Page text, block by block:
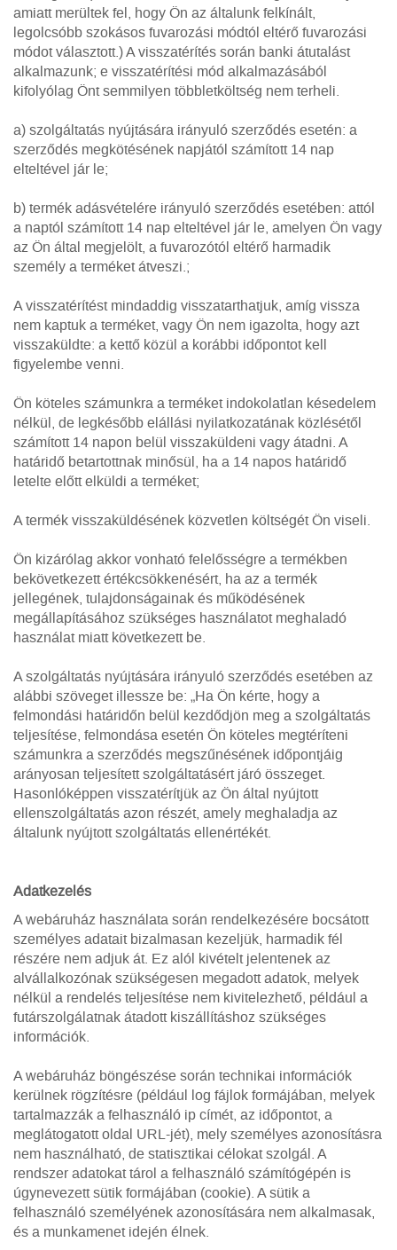
amiatt merültek fel, hogy Ön az általunk felkínált,
legolcsóbb szokásos fuvarozási módtól eltérő fuvarozási
módot választott.) A visszatérítés során banki átutalást
alkalmazunk; e visszatérítési mód alkalmazásából
kifolyólag Önt semmilyen többletköltség nem terheli.
a) szolgáltatás nyújtására irányuló szerződés esetén: a
szerződés megkötésének napjától számított 14 nap
elteltével jár le;
b) termék adásvételére irányuló szerződés esetében: attól
a naptól számított 14 nap elteltével jár le, amelyen Ön vagy
az Ön által megjelölt, a fuvarozótól eltérő harmadik
személy a terméket átveszi.;
A visszatérítést mindaddig visszatarthatjuk, amíg vissza
nem kaptuk a terméket, vagy Ön nem igazolta, hogy azt
visszaküldte: a kettő közül a korábbi időpontot kell
figyelembe venni.
Ön köteles számunkra a terméket indokolatlan késedelem
nélkül, de legkésőbb elállási nyilatkozatának közlésétől
számított 14 napon belül visszaküldeni vagy átadni. A
határidő betartottnak minősül, ha a 14 napos határidő
letelte előtt elküldi a terméket;
A termék visszaküldésének közvetlen költségét Ön viseli.
Ön kizárólag akkor vonható felelősségre a termékben
bekövetkezett értékcsökkenésért, ha az a termék
jellegének, tulajdonságainak és működésének
megállapításához szükséges használatot meghaladó
használat miatt következett be.
A szolgáltatás nyújtására irányuló szerződés esetében az
alábbi szöveget illessze be: „Ha Ön kérte, hogy a
felmondási határidőn belül kezdődjön meg a szolgáltatás
teljesítése, felmondása esetén Ön köteles megtéríteni
számunkra a szerződés megszűnésének időpontjáig
arányosan teljesített szolgáltatásért járó összeget.
Hasonlóképpen visszatérítjük az Ön által nyújtott
ellenszolgáltatás azon részét, amely meghaladja az
általunk nyújtott szolgáltatás ellenértékét.
Adatkezelés
A webáruház használata során rendelkezésére bocsátott
személyes adatait bizalmasan kezeljük, harmadik fél
részére nem adjuk át. Ez alól kivételt jelentenek az
alvállalkozónak szükségesen megadott adatok, melyek
nélkül a rendelés teljesítése nem kivitelezhető, például a
futárszolgálatnak átadott kiszállításhoz szükséges
információk.
A webáruház böngészése során technikai információk
kerülnek rögzítésre (például log fájlok formájában, melyek
tartalmazzák a felhasználó ip címét, az időpontot, a
meglátogatott oldal URL-jét), mely személyes azonosításra
nem használható, de statisztikai célokat szolgál. A
rendszer adatokat tárol a felhasználó számítógépén is
úgynevezett sütik formájában (cookie). A sütik a
felhasználó személyének azonosítására nem alkalmasak,
és a munkamenet idején élnek.